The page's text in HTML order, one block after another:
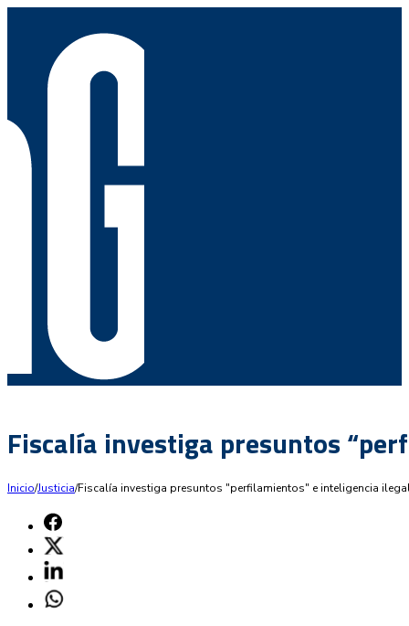
Fiscalía investiga presuntos
Inicio/Justicia/Fiscalía investiga presuntos "perfilamientos" e inteligencia